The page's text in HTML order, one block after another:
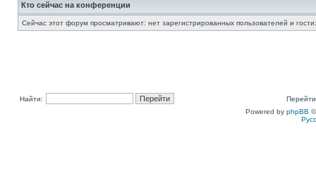
Кто сейчас на конференции
Сейчас этот форум просматривают: нет зарегистрированных пользователей и
Найти:
Powered by phpBB